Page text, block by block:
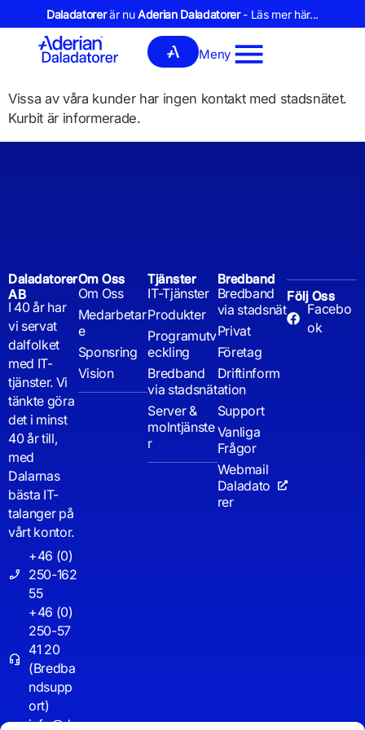
Daladatorerär nuAderian Daladatorer- Läs mer här...
Meny
Vissa av våra kunder har ingen kontakt med stadsnätet.
Kurbit är informerade.
Daladatorer
AB
I 40 år har
vi servat
dalfolket
med IT-
tjänster. Vi
tänkte göra
det i minst
40 år till,
med
Dalarnas
bästa IT-
talanger på
vårt kontor.
+46 (0)
250-162
55
+46 (0)
250-57
41 20
(Bredba
ndsupp
ort)
info@d
Om Oss
Om Oss
Medarbetar
e
Sponsring
Vision
Tjänster
IT-Tjänster
Produkter
Programutv
eckling
Bredband
via stadsnät
Server &
molntjänste
r
Bredband
Bredband
via stadsnät
Privat
Företag
Driftinform
ation
Support
Vanliga
Frågor
Webmail
Daladato
rer
Följ Oss
Facebo
ok